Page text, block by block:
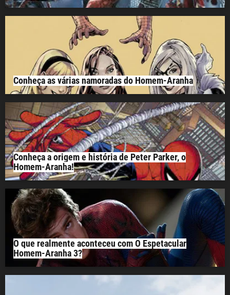
Conheça as várias namoradas do Homem-Aranha
Conheça a origem e história de Peter Parker, o
Homem-Aranha!
O que realmente aconteceu com O Espetacular
Homem-Aranha 3?